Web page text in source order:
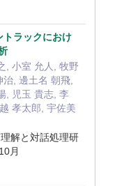
トラックにおけ
, 小室 允人, 牧野
, 邊土名 朝飛,
, 児玉 貴志, 李
孝太郎, 宇佐美
解と対話処理研
月